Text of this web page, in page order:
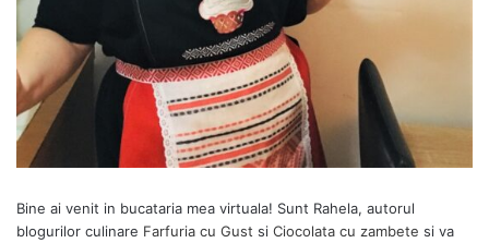
Bine ai venit in bucataria mea virtuala! Sunt Rahela, autorul
blogurilor culinare Farfuria cu Gust si Ciocolata cu zambete si va